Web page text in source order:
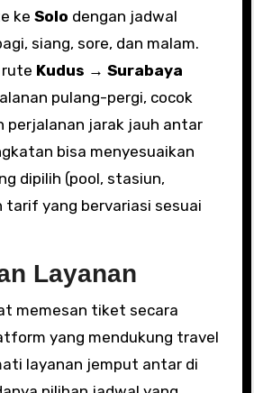
ke Solo dengan jadwal
siang, sore, dan malam.
rute Kudus → Surabaya
pulang-pergi, cocok
perjalanan jarak jauh antar
bisa menyesuaikan
dipilih (pool, stasiun,
tarif yang bervariasi sesuai
Layanan
memesan tiket secara
yang mendukung travel
layanan jemput antar di